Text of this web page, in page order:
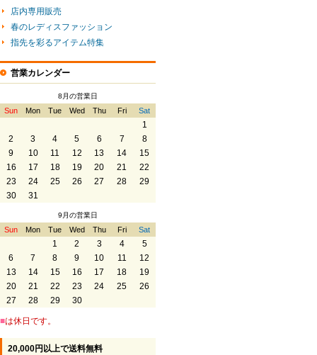
店内専用販売
春のレディスファッション
指先を彩るアイテム特集
営業カレンダー
8月の営業日
Sun Mon Tue Wed Thu Fri Sat
1
2
3 4 5 6 7
8
9
10 11 12 13 14
15
16
17 18 19 20 21
22
23
24 25 26 27 28
29
30
31
9月の営業日
Sun Mon Tue Wed Thu Fri Sat
1 2 3 4
5
6
7 8 9 10 11
12
13
14 15 16 17 18
19
20
21 22 23 24 25
26
27
28 29 30
■は休日です。
20,000円以上で送料無料